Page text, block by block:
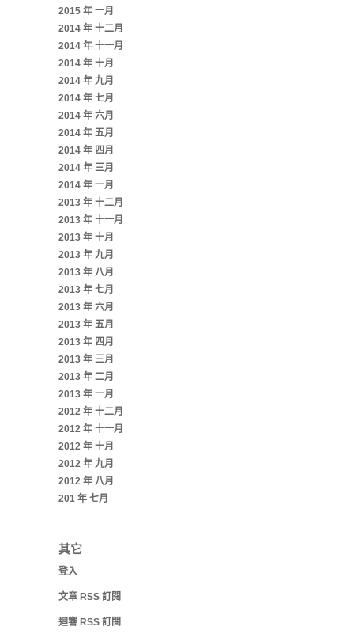
2015 年 一月
2014 年 十二月
2014 年 十一月
2014 年 十月
2014 年 九月
2014 年 七月
2014 年 六月
2014 年 五月
2014 年 四月
2014 年 三月
2014 年 一月
2013 年 十二月
2013 年 十一月
2013 年 十月
2013 年 九月
2013 年 八月
2013 年 七月
2013 年 六月
2013 年 五月
2013 年 四月
2013 年 三月
2013 年 二月
2013 年 一月
2012 年 十二月
2012 年 十一月
2012 年 十月
2012 年 九月
2012 年 八月
201 年 七月
其它
登入
文章 RSS 訂閱
迴響 RSS 訂閱